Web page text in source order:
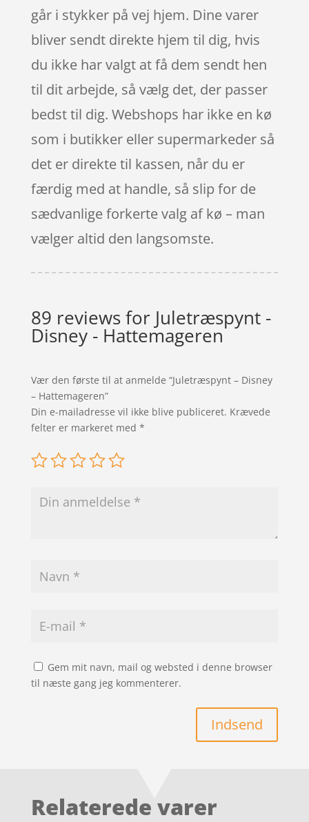
går i stykker på vej hjem. Dine varer
bliver sendt direkte hjem til dig, hvis
du ikke har valgt at få dem sendt hen
til dit arbejde, så vælg det, der passer
bedst til dig. Webshops har ikke en kø
som i butikker eller supermarkeder så
det er direkte til kassen, når du er
færdig med at handle, så slip for de
sædvanlige forkerte valg af kø – man
vælger altid den langsomste.
89 reviews for Juletræspynt -
Disney - Hattemageren
Vær den første til at anmelde “Juletræspynt – Disney
– Hattemageren”
Din e-mailadresse vil ikke blive publiceret. Krævede
felter er markeret med *
Gem mit navn, mail og websted i denne browser
til næste gang jeg kommenterer.
Indsend
Relaterede varer